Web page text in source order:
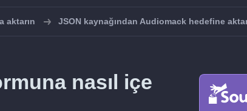
aktarın JSON kaynağından Audiomack hedefine
nasıl içe